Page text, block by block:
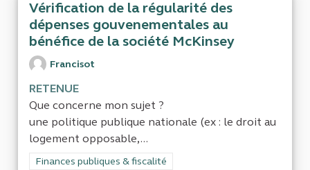
Vérification de la régularité des
dépenses gouvenementales au
bénéfice de la société McKinsey
Francisot
RETENUE
Que concerne mon sujet ?
une politique publique nationale (ex : le droit au
logement opposable,...
Filtrer les résultats de la catégorie : Finances publiques &
Finances publiques & fiscalité